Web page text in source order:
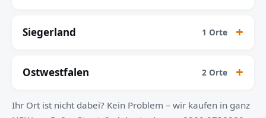
Siegerland 1 Orte
Ostwestfalen 2 Orte
Ihr Ort ist nicht dabei? Kein Problem – wir kaufen in ganz